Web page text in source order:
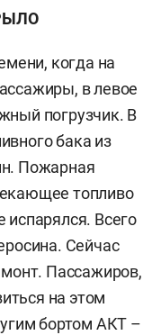
когда на
в левое
погрузчик. В
бака из
Пожарная
топливо
испарялся. Всего
Сейчас
Пассажиров,
на этом
бортом АКТ –